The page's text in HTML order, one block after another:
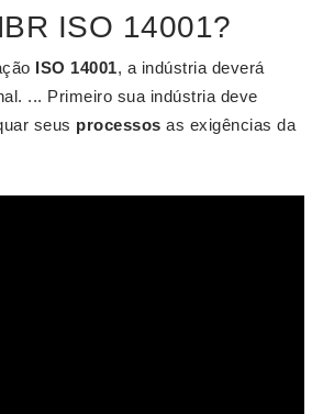
ISO 14001?
ISO 14001, a indústria deverá
... Primeiro sua indústria deve
seus processos as exigências da